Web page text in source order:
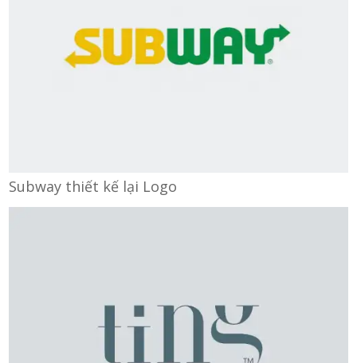
Subway thiết kế lại Logo